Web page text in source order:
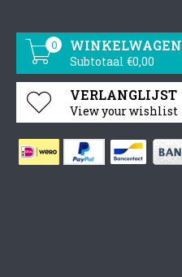
0 WINKELWAGEN
Subtotaal €0,00
VERLANGLIJST
View your wishlist